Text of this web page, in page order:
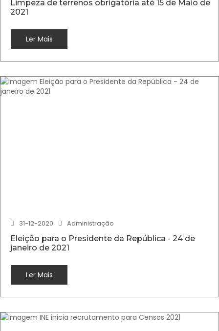
Limpeza de terrenos obrigatória até 15 de Maio de
2021
Ler Mais
31-12-2020
Administração
Eleição para o Presidente da República - 24 de
janeiro de 2021
Ler Mais